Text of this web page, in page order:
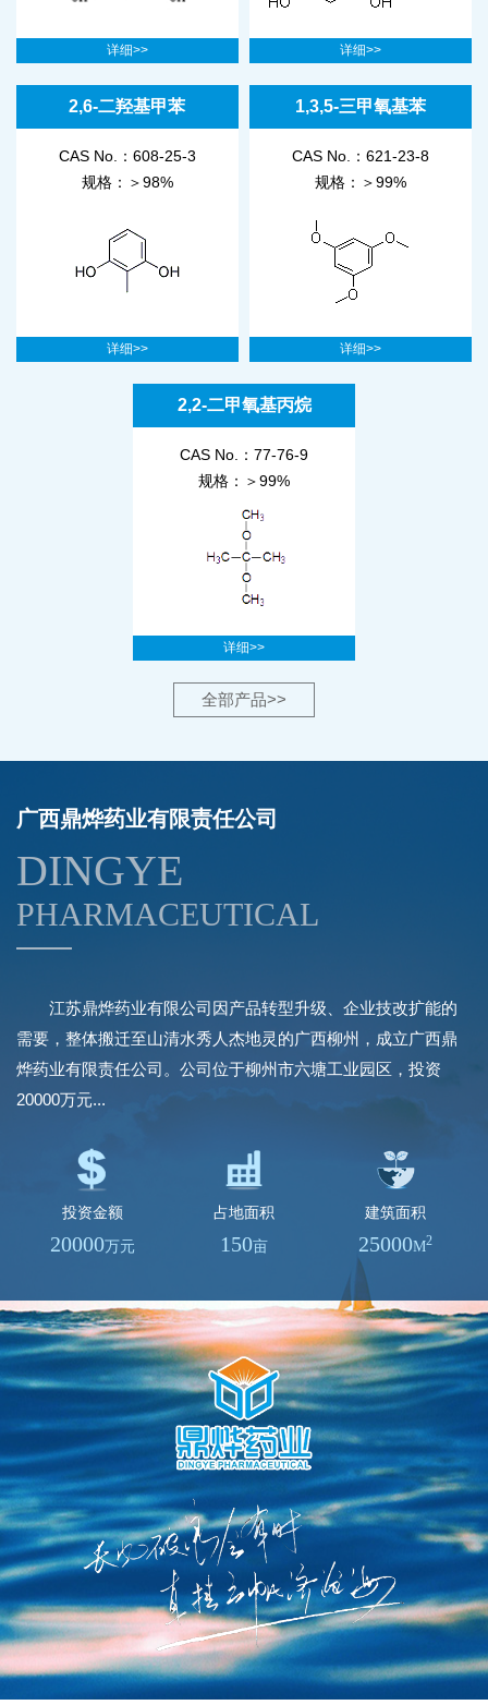
详细>> 详细>>
2,6-二羟基甲苯
CAS No.：608-25-3
规格：＞98%
详细>>
1,3,5-三甲氧基苯
CAS No.：621-23-8
规格：＞99%
详细>>
2,2-二甲氧基丙烷
CAS No.：77-76-9
规格：＞99%
详细>>
全部产品>>
广西鼎烨药业有限责任公司
DINGYE
PHARMACEUTICAL
江苏鼎烨药业有限公司因产品转型升级、企业技改扩能的
需要，整体搬迁至山清水秀人杰地灵的广西柳州，成立广西鼎
烨药业有限责任公司。公司位于柳州市六塘工业园区，投资
20000万元...
投资金额
20000万元
占地面积
150亩
建筑面积
25000M2